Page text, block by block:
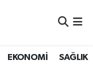
EKONOMİ SAĞLIK